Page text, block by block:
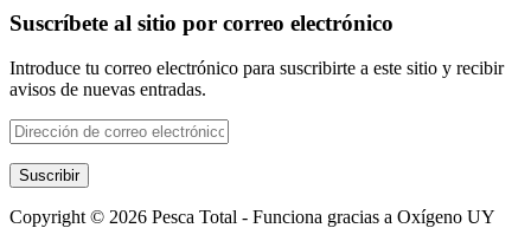
Suscríbete al sitio por correo electrónico
Introduce tu correo electrónico para suscribirte a este sitio y recibir
avisos de nuevas entradas.
Dirección
de
correo
electrónico
Suscribir
Copyright © 2026 Pesca Total - Funciona gracias a Oxígeno UY